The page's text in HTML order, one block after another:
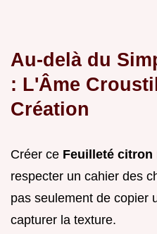
Au-delà du
: L'Âme
Création
Créer ce Feuilleté
respecter un cahier des
pas seulement de copier
capturer la texture.